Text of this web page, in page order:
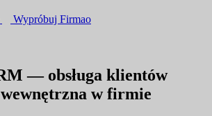
Wypróbuj Firmao
— obsługa klientów
w firmie